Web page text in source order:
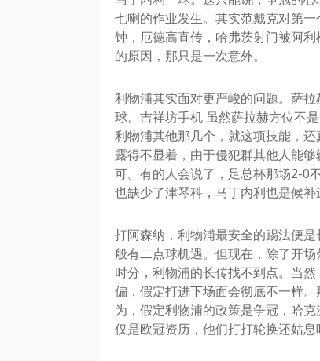
七喇的作业发生。其实范戴克对第
钟，厄德高直传，哈弗茨射门被阿
的原因，那只是一次意外。
利物浦其实面对更严峻的问题。萨
球。吉祥坊手机 虽然萨拉赫方位不
利物浦其他那几个，就这项技能，
露得不显着，由于侵犯群其他人能
可。有的人会说了，足总杯那场2-0
也缺少了津琴科，马丁内利也是候补
打阿森纳，利物浦最安全的踢法便
般有二点球机遇。但现在，除了开
时分，利物浦的长传找不到点。当
偏，假定打进下场面会彻底不一样
为，假定利物浦的政策是争冠，哈
仅是欧冠资历，他们打打轮换还姑息